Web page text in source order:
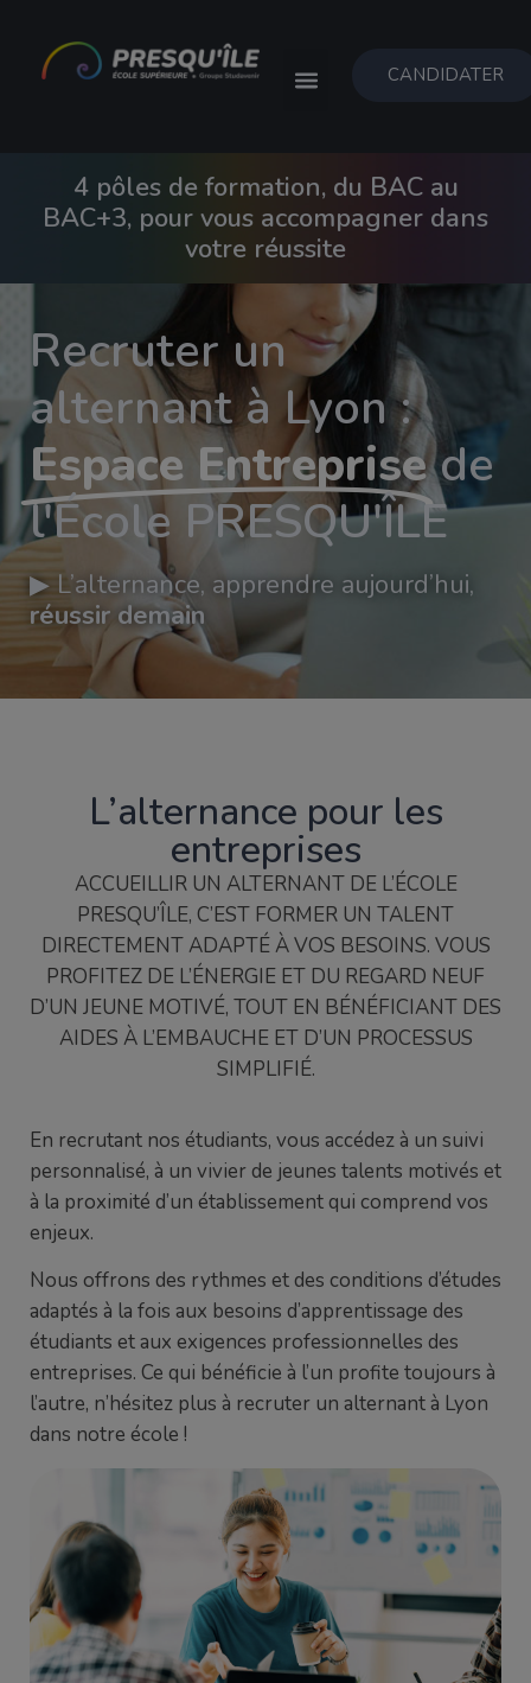
CANDIDATER
4 pôles de formation, du BAC au
BAC+3, pour vous accompagner dans
votre réussite
Recruter un
alternant à Lyon :
Espace Entreprise de
l'École PRESQU'ÎLE
▶︎ L’alternance, apprendre aujourd’hui,
réussir demain
L’alternance pour les
entreprises
ACCUEILLIR UN ALTERNANT DE L’ÉCOLE
PRESQU’ÎLE, C’EST FORMER UN TALENT
DIRECTEMENT ADAPTÉ À VOS BESOINS. VOUS
PROFITEZ DE L’ÉNERGIE ET DU REGARD NEUF
D’UN JEUNE MOTIVÉ, TOUT EN BÉNÉFICIANT DES
AIDES À L’EMBAUCHE ET D’UN PROCESSUS
SIMPLIFIÉ.
En recrutant nos étudiants, vous accédez à un suivi
personnalisé, à un vivier de jeunes talents motivés et
à la proximité d’un établissement qui comprend vos
enjeux.
Nous offrons des rythmes et des conditions d’études
adaptés à la fois aux besoins d’apprentissage des
étudiants et aux exigences professionnelles des
entreprises. Ce qui bénéficie à l’un profite toujours à
l’autre, n’hésitez plus à recruter un alternant à Lyon
dans notre école !